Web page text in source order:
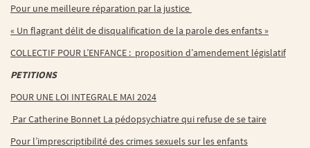
Pour une meilleure réparation par la justice
« Un flagrant délit de disqualification de la parole des enfants »
COLLECTIF POUR L’ENFANCE : proposition d’amendement législatif
PETITIONS
POUR UNE LOI INTEGRALE MAI 2024
Par Catherine Bonnet La pédopsychiatre qui refuse de se taire
Pour l’imprescriptibilité des crimes sexuels sur les enfants